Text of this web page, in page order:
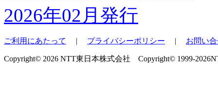
2026年02月発行
ご利用にあたって | プライバシーポリシー | お問い
Copyright© 2026 NTT東日本株式会社 Copyright© 1999-